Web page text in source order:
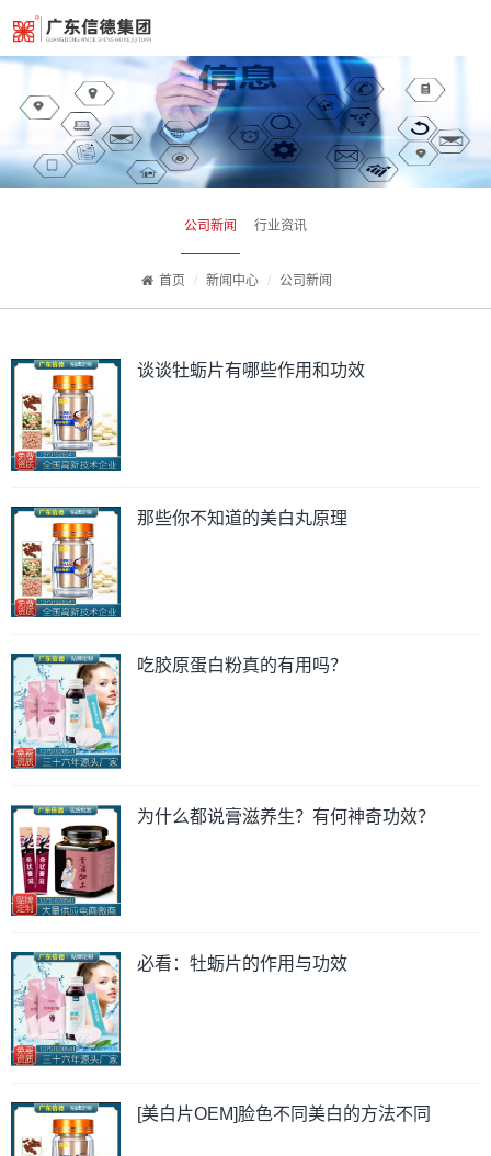
公司新闻 行业资讯
首页 新闻中心 公司新闻
谈谈牡蛎片有哪些作用和功效
那些你不知道的美白丸原理
吃胶原蛋白粉真的有用吗？
为什么都说膏滋养生？有何神奇功效？
必看：牡蛎片的作用与功效
[美白片OEM]脸色不同美白的方法不同